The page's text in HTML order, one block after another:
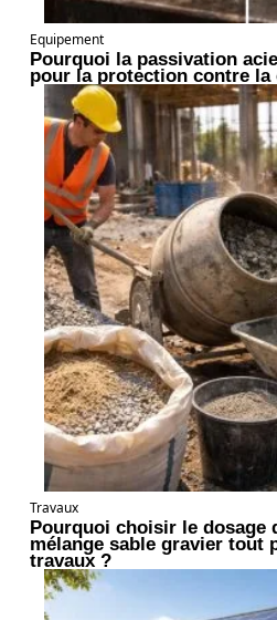
Equipement
Pourquoi la passivation
pour la protection contre la
Travaux
Pourquoi choisir le dosage
mélange sable gravier tout
travaux ?